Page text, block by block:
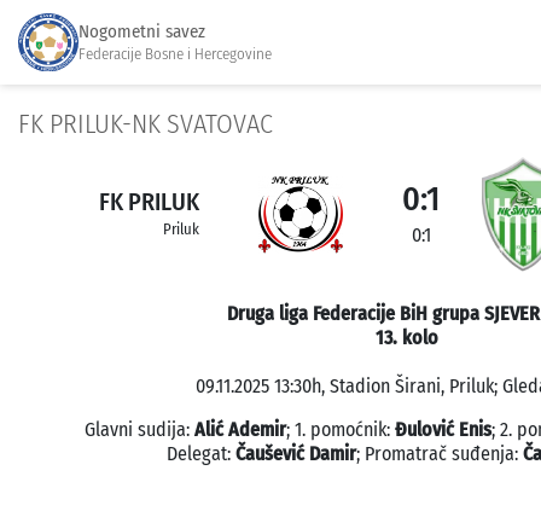
Nogometni savez
Federacije Bosne i Hercegovine
FK PRILUK-NK SVATOVAC
FK PRILUK
Priluk
0:1
0:1
Druga liga Federacije BiH grupa
13. kolo
09.11.2025 13:30h, Stadion Širani, Priluk;
Glavni sudija: Alić Ademir; 1. pomoćnik: Đulović Enis; 2.
Delegat: Čaušević Damir; Promatrač suđenja: